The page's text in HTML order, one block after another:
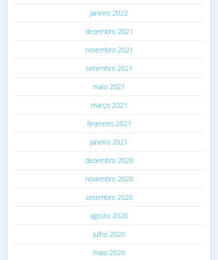
janeiro 2022
dezembro 2021
novembro 2021
setembro 2021
maio 2021
março 2021
fevereiro 2021
janeiro 2021
dezembro 2020
novembro 2020
setembro 2020
agosto 2020
julho 2020
maio 2020